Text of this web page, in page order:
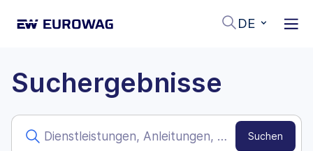
DE
Suchergebnisse